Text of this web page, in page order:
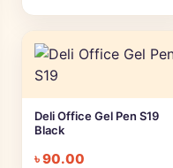
Deli Office Gel Pen S19
Black
৳90.00